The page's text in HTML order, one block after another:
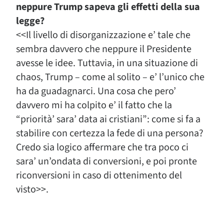
neppure Trump sapeva gli effetti della sua
legge?
<<Il livello di disorganizzazione e’ tale che
sembra davvero che neppure il Presidente
avesse le idee. Tuttavia, in una situazione di
chaos, Trump – come al solito – e’ l’unico che
ha da guadagnarci. Una cosa che pero’
davvero mi ha colpito e’ il fatto che la
“priorità’ sara’ data ai cristiani”: come si fa a
stabilire con certezza la fede di una persona?
Credo sia logico affermare che tra poco ci
sara’ un’ondata di conversioni, e poi pronte
riconversioni in caso di ottenimento del
visto>>.